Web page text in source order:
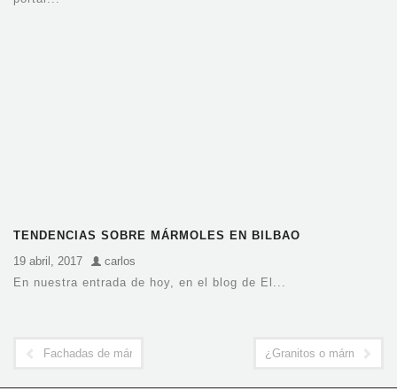
TENDENCIAS SOBRE MÁRMOLES EN BILBAO
19 abril, 2017
carlos
En nuestra entrada de hoy, en el blog de El...
Fachadas de mármoles en Bilbao ¿Granitos o mármoles